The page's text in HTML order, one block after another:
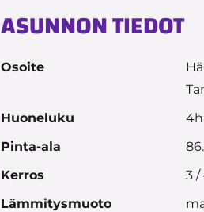
ASUNNON TIEDOT
Osoite
Huoneluku
Pinta-ala
Kerros
3 /
Lämmitysmuoto